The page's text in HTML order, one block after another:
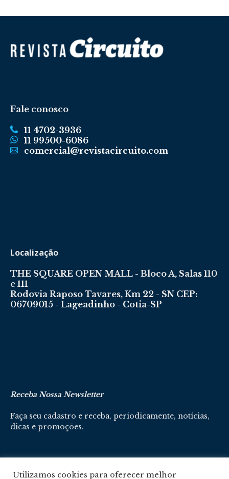
Fale conosco
11 4702-3936
11 99500-6086
comercial@revistacircuito.com
Localização
THE SQUARE OPEN MALL - Bloco A, Salas 110
e 111
Rodovia Raposo Tavares, Km 22 - SN CEP:
06709015 - Lageadinho - Cotia-SP
Receba Nossa Newsletter
Faça seu cadastro e receba, periodicamente, notícias,
dicas e promoções.
Cadastre-se aqui
Utilizamos cookies para oferecer melhor